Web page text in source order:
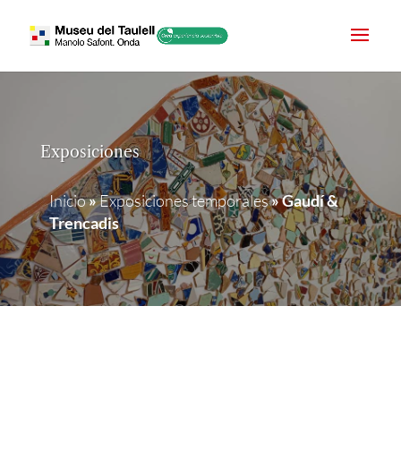
Exposiciones
Inicio»Exposiciones temporales»Gaudí &
Trencadis